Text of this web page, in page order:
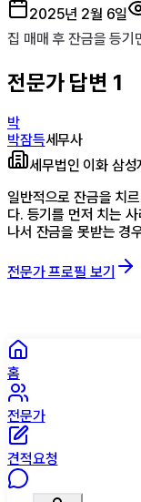
2025년 2월 6일
집 매매 후 잔금을 등기
전문가 답변 1
박
박잠득세무사
세무법인 이화 삼성
일반적으로 잔금을 치
다. 등기를 먼저 치는
나서 잔금을 못받는 경
전문가 프로필 보기
홈
전문가
견적요청